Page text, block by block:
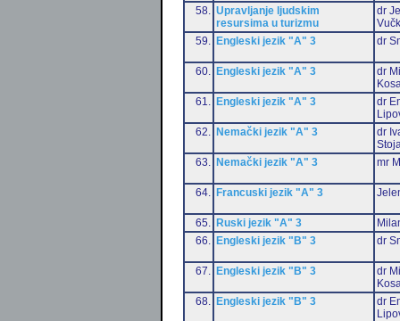
58.
Upravljanje ljudskim
resursima u turizmu
dr
59.
Engleski jezik "A" 3 dr
60. Engleski jezik "A" 3
dr
61.
Engleski jezik "A" 3
dr
62.
Nemački jezik "A" 3
dr
63.
Nemački jezik "A" 3 mr
64. Francuski jezik "A" 3
65. Ruski jezik "A" 3
66.
Engleski jezik "B" 3 dr
67. Engleski jezik "B" 3
dr
68.
Engleski jezik "B" 3
dr